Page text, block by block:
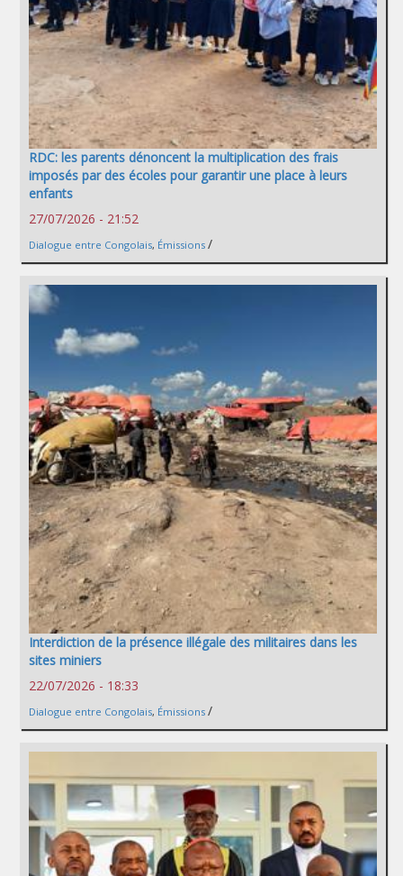
RDC: les parents dénoncent la multiplication des frais
imposés par des écoles pour garantir une place à leurs
enfants
27/07/2026 - 21:52
Dialogue entre Congolais, Émissions /
Interdiction de la présence illégale des militaires dans les
sites miniers
22/07/2026 - 18:33
Dialogue entre Congolais, Émissions /